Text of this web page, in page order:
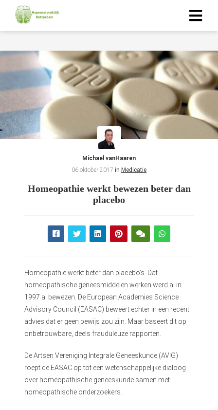
Michael vanHaaren
06 oktober 2017 in Medicatie
Homeopathie werkt bewezen beter dan
placebo
Homeopathiewerkt beter dan placebo’s. Dat
homeopathische geneesmiddelen werken werd al in
1997 al bewezen. De European Academies Science
Advisory Council (EASAC) beweert echter in een recent
advies dat er geen bewijs zou zijn. Maar baseert dit op
onbetrouwbare, deels frauduleuze rapporten.
De Artsen Vereniging Integrale Geneeskunde (AVIG)
roept de EASAC op tot een wetenschappelijke dialoog
over homeopathische geneeskunde samen met
homeopathische onderzoekers.
policy
zijn
gebruikt
worden